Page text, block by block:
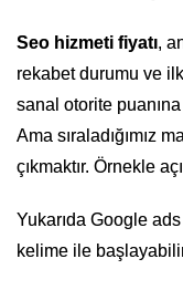
Seo hizmeti fiyatı,
rekabet durumu ve
sanal otorite
Ama sıraladığımız
çıkmaktır. Örnekle
Yukarıda Google
kelime ile